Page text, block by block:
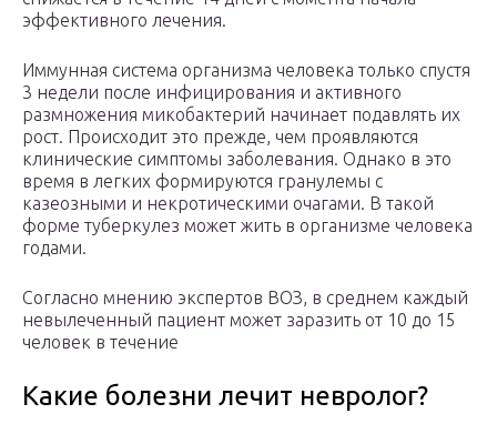
эффективного лечения.
Иммунная система организма человека только спустя
3 недели после инфицирования и активного
размножения микобактерий начинает подавлять их
рост. Происходит это прежде, чем проявляются
клинические симптомы заболевания. Однако в это
время в легких формируются гранулемы с
казеозными и некротическими очагами. В такой
форме туберкулез может жить в организме человека
годами.
Согласно мнению экспертов ВОЗ, в среднем каждый
невылеченный пациент может заразить от 10 до 15
человек в течение
Какие болезни лечит невролог?